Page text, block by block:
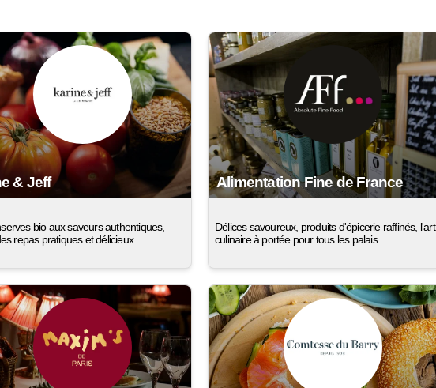
& Jeff
bio aux saveurs authentiques,
repas pratiques et délicieux.
Alimentation Fine de France
Délices savoureux, produits d'épicerie raffinés, l'art
culinaire à portée pour tous les palais.